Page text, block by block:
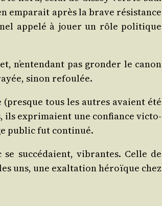
empa­rait après la brave résis­tance
appe­lé à jouer un rôle poli­tique
n’entendant pas gron­der le canon
sinon refoulée.
tous les autres avaient été
ils expri­maient une confiance vic­to­
public fut continué.
suc­cé­daient, vibrantes. Celle de
uns, une exal­ta­tion héroïque chez